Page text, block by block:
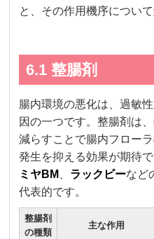
と、その作用機序について
6.1 整腸剤
腸内環境の悪化は、過敏
因の一つです。整腸剤は
減らすことで腸内フロー
発生を抑える効果が期待で
ミヤBM
ラックビーなど
代表的です。
整腸剤
の種類
主な作用